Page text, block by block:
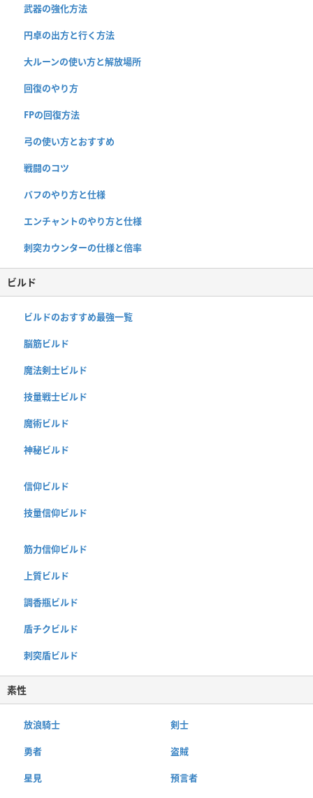
武器の強化方法
円卓の出方と行く方法
大ルーンの使い方と解放場所
回復のやり方
FPの回復方法
弓の使い方とおすすめ
戦闘のコツ
バフのやり方と仕様
エンチャントのやり方と仕様
刺突カウンターの仕様と倍率
ビルド
ビルドのおすすめ最強一覧
脳筋ビルド
魔法剣士ビルド
技量戦士ビルド
魔術ビルド
神秘ビルド
信仰ビルド
技量信仰ビルド
筋力信仰ビルド
上質ビルド
調香瓶ビルド
盾チクビルド
刺突盾ビルド
素性
放浪騎士 剣士
勇者 盗賊
星見 預言者